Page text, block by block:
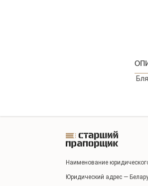
Наименование
Юридический адрес —